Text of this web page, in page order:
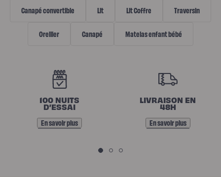
Canapé convertible Lit Lit Coffre Traversin
Oreiller Canapé Matelas enfant bébé
100 NUITS
D’ESSAI
En savoir plus
LIVRAISON EN
48H
En savoir plus